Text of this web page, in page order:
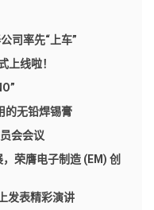
司率先“上车”
上线啦！
的无铅焊锡膏
会会议
荣膺电子制造 (EM) 创
发表精彩演讲